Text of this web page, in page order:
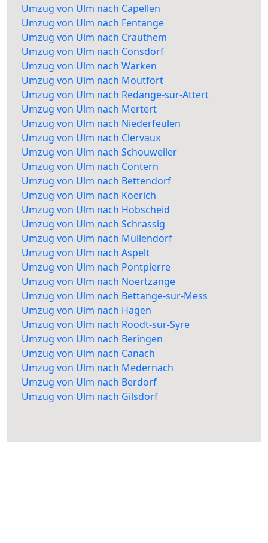
Umzug von Ulm nach Capellen
Umzug von Ulm nach Fentange
Umzug von Ulm nach Crauthem
Umzug von Ulm nach Consdorf
Umzug von Ulm nach Warken
Umzug von Ulm nach Moutfort
Umzug von Ulm nach Redange-sur-Attert
Umzug von Ulm nach Mertert
Umzug von Ulm nach Niederfeulen
Umzug von Ulm nach Clervaux
Umzug von Ulm nach Schouweiler
Umzug von Ulm nach Contern
Umzug von Ulm nach Bettendorf
Umzug von Ulm nach Koerich
Umzug von Ulm nach Hobscheid
Umzug von Ulm nach Schrassig
Umzug von Ulm nach Müllendorf
Umzug von Ulm nach Aspelt
Umzug von Ulm nach Pontpierre
Umzug von Ulm nach Noertzange
Umzug von Ulm nach Bettange-sur-Mess
Umzug von Ulm nach Hagen
Umzug von Ulm nach Roodt-sur-Syre
Umzug von Ulm nach Beringen
Umzug von Ulm nach Canach
Umzug von Ulm nach Medernach
Umzug von Ulm nach Berdorf
Umzug von Ulm nach Gilsdorf